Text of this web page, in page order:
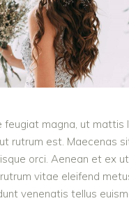
feugiat magna, ut mattis
rutrum est. Maecenas
orci. Aenean et ex
vitae eleifend
venenatis tellus